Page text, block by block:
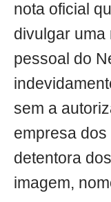
nota oficial
divulgar uma
pessoal do
sem a
empresa
detentora
imagem,